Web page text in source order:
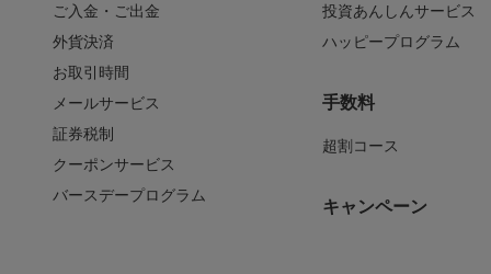
ご入金・ご出金
外貨決済
お取引時間
メールサービス
証券税制
クーポンサービス
バースデープログラム
投資あんしんサービス
ハッピープログラム
手数料
超割コース
キャンペーン